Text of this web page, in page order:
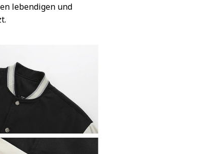
lebendigen und